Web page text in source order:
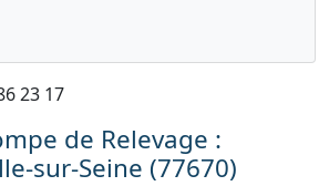
23 17
de Relevage :
sur-Seine (77670)